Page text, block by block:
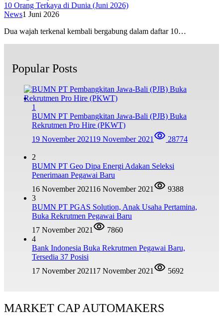
10 Orang Terkaya di Dunia (Juni 2026)
News1 Juni 2026
Dua wajah terkenal kembali bergabung dalam daftar 10…
Popular Posts
1
BUMN PT Pembangkitan Jawa-Bali (PJB) Buka
Rekrutmen Pro Hire (PKWT)
19 November 202119 November 2021 28774
2
BUMN PT Geo Dipa Energi Adakan Seleksi
Penerimaan Pegawai Baru
16 November 202116 November 2021
9388
3
BUMN PT PGAS Solution, Anak Usaha Pertamina,
Buka Rekrutmen Pegawai Baru
17 November 2021
7860
4
Bank Indonesia Buka Rekrutmen Pegawai Baru,
Tersedia 37 Posisi
17 November 202117 November 2021 5692
MARKET CAP AUTOMAKERS